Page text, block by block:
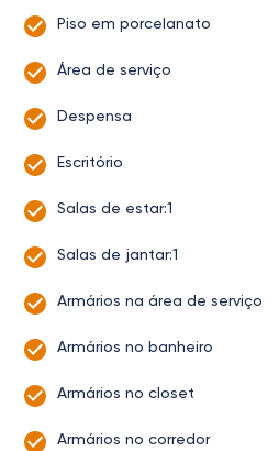
Piso em porcelanato
Área de serviço
Despensa
Escritório
Salas de estar:1
Salas de jantar:1
Armários na área de serviço
Armários no banheiro
Armários no closet
Armários no corredor